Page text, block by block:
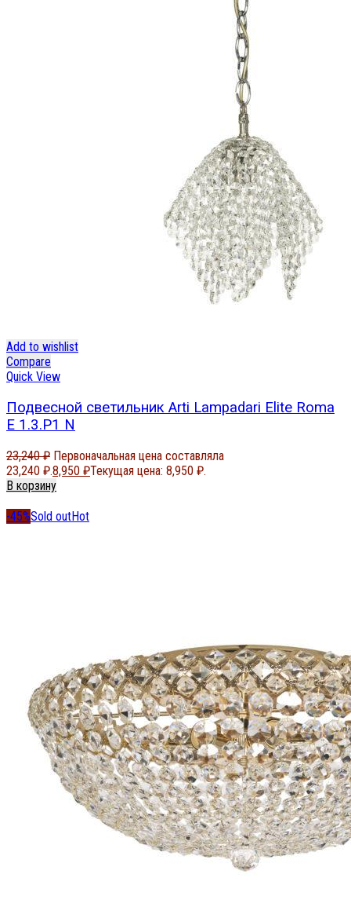
Add to wishlist
Compare
Quick View
Подвесной светильник Arti Lampadari Elite Roma
E 1.3.P1 N
23,240₽ Первоначальная цена составляла
23,240 ₽.8,950 ₽Текущая цена: 8,950 ₽.
В корзину
-45%Sold outHot